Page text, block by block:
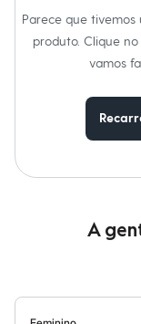
Inverno
Novidades
Roupas
Camisetas e
Casacos e
Polos
Acessórios
Chapéus e Bonés
Calçados
Botas
Não lavar a
Não limpar a
Parece que
produto. Clique
vamos
A